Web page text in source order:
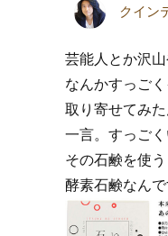
クイン
芸能人とか沢
なんかすっご
取り寄せてみた
一言。すっご
その石鹸を使
酵素石鹸なん